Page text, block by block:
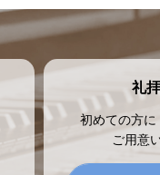
礼
初めての方
ご用意